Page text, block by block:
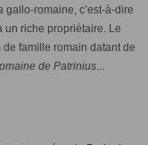
gallo-romaine, c’est-à-dire
un riche propriétaire. Le
de famille romain datant de
de Patrinius